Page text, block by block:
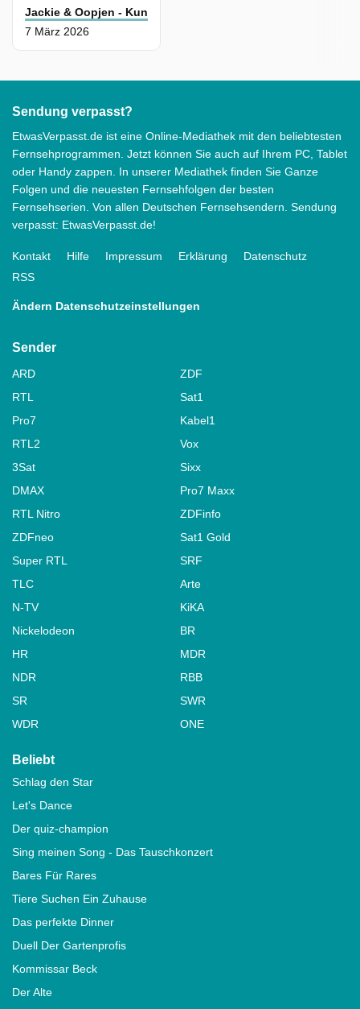
Jackie & Oopjen - Kunstdetektivinnen
7 März 2026
Sendung verpasst?
EtwasVerpasst.de ist eine Online-Mediathek mit den beliebtesten
Fernsehprogrammen. Jetzt können Sie auch auf Ihrem PC, Tablet
oder Handy zappen. In unserer Mediathek finden Sie Ganze
Folgen und die neuesten Fernsehfolgen der besten
Fernsehserien. Von allen Deutschen Fernsehsendern. Sendung
verpasst: EtwasVerpasst.de!
Kontakt Hilfe Impressum Erklärung
Datenschutz
RSS
Ändern Datenschutzeinstellungen
Sender
ARD
ZDF
RTL
Sat1
Pro7
Kabel1
RTL2
Vox
3Sat
Sixx
DMAX
Pro7 Maxx
RTL Nitro
ZDFinfo
ZDFneo
Sat1 Gold
Super RTL
SRF
TLC
Arte
N-TV
KiKA
Nickelodeon
BR
HR
MDR
NDR
RBB
SR
SWR
WDR
ONE
Beliebt
Schlag den Star
Let's Dance
Der quiz-champion
Sing meinen Song - Das Tauschkonzert
Bares Für Rares
Tiere Suchen Ein Zuhause
Das perfekte Dinner
Duell Der Gartenprofis
Kommissar Beck
Der Alte